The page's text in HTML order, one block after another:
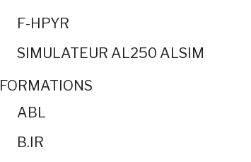
F-HPYR
SIMULATEUR AL250 ALSIM
FORMATIONS
ABL
B.IR